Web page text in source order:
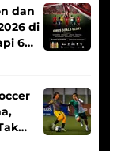
dan
di
6